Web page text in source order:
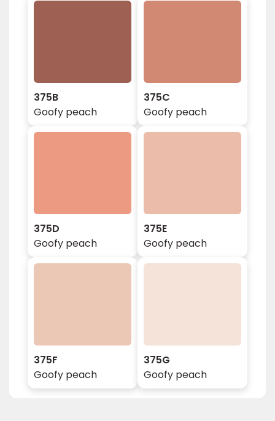
375B
Goofy peach
375C
Goofy peach
375D
Goofy peach
375E
Goofy peach
375F
Goofy peach
375G
Goofy peach